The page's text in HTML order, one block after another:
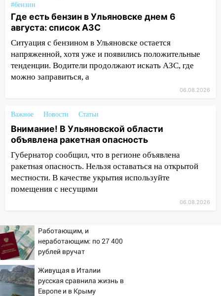
11:49
Снят режим «Ракетная
опасность» на территории Ульяновской
области
11:30 Кабмин РФ разрешил до 1 июля
2027 года импорт, выпуск и обращение
бензина Евро 2, Евро 3, Евро 4
Соцсети: на Рябикова автомобиль
10:27
Где есть бензин в Ульяновске
днем 6 августа: список АЗС
10:16
Внимание! В Ульяновской области
объявлена ракетная опасность
10:00 В Старомайнском районе утонул
51-летний мужчина
09:44
Ульяновские спасатели помогли
юному велосипедисту на улице
Чернышевского
08:21
В Заволжском районе украли два
велосипеда
#бензин
Где есть бензин в Ульяновске днем 6
августа: список АЗС
Ситуация с бензином в Ульяновске остается
напряженной, хотя уже и появились положительные
тенденции. Водители продолжают искать АЗС, где
можно заправиться, а
06.08.2026
Важное Новости Статьи
Внимание! В Ульяновской области
объявлена ракетная опасность
Губернатор сообщил, что в регионе объявлена
ракетная опасность. Нельзя оставаться на открытой
местности. В качестве укрытия используйте
помещения с несущими
06.08.2026
Работающим, и
неработающим: по 27 400
рублей вручат
PrimaMedia.ru
Живущая в Италии
русская сравнила жизнь в
Европе и в Крыму